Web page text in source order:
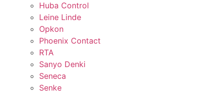
Huba Control
Leine Linde
Opkon
Phoenix Contact
RTA
Sanyo Denki
Seneca
Senke